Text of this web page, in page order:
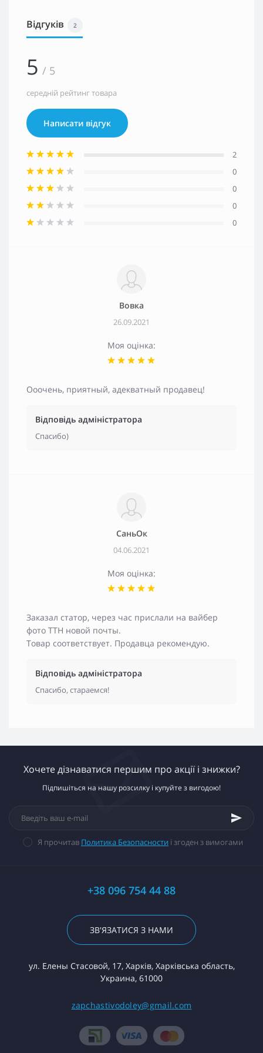
Відгуків 2
5 / 5
середній рейтинг товара
Написати відгук
2
0
0
0
0
Вовка
26.09.2021
Моя оцінка:
Ооочень, приятный, адекватный продавец!
Відповідь адміністратора
Спасибо)
СаньОк
04.06.2021
Моя оцінка:
Заказал статор, через час прислали на вайбер
фото ТТН новой почты.
Товар соответствует. Продавца рекомендую.
Відповідь адміністратора
Спасибо, стараемся!
Хочете дізнаватися першим про акції і знижки?
Підпишіться на нашу розсилку і купуйте з вигодою!
Я прочитав Политика Безопасности і згоден з вимогами
+38 096 754 44 88
ЗВ'ЯЗАТИСЯ З НАМИ
ул. Елены Стасовой, 17, Харків, Харківська область,
Украина, 61000
zapchastivodoley@gmail.com